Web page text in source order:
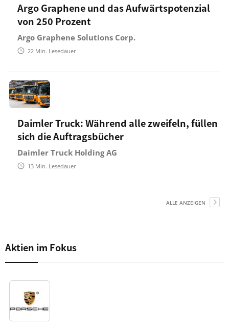
Argo Graphene und das Aufwärtspotenzial
von 250 Prozent
Argo Graphene Solutions Corp.
22 Min. Lesedauer
Daimler Truck: Während alle zweifeln, füllen
sich die Auftragsbücher
Daimler Truck Holding AG
13 Min. Lesedauer
ALLE ANZEIGEN
Aktien im Fokus